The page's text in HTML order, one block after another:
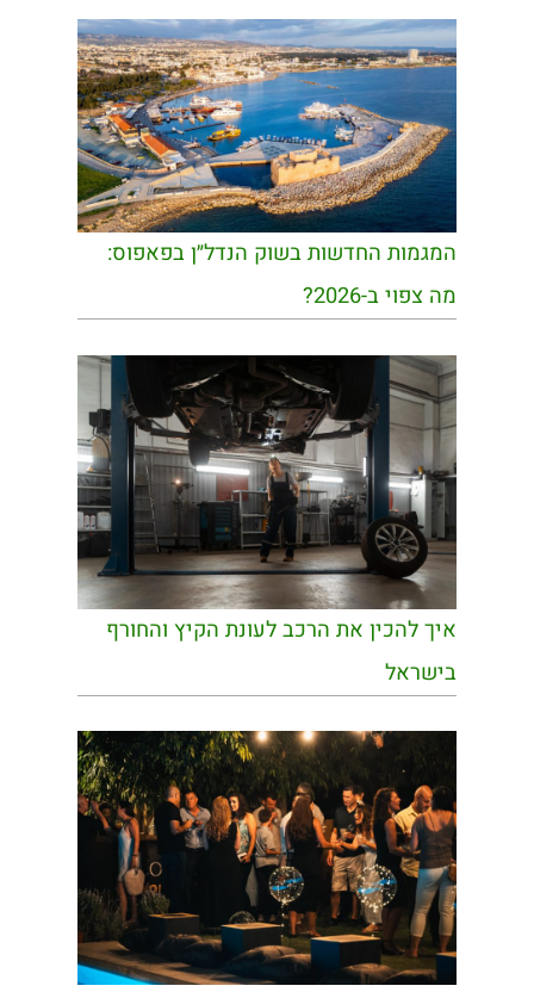
המגמות החדשות בשוק הנדל״ן בפאפוס:
מה צפוי ב-2026?
איך להכין את הרכב לעונת הקיץ והחורף
בישראל